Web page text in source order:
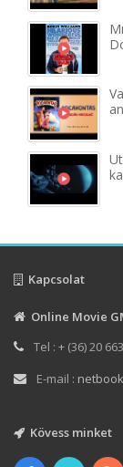
Kapcsolat
Online Movie
Tel : + (36) 20
E-mail :
Kövess minket